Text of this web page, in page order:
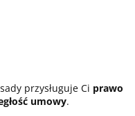
przysługuje Ci prawo
umowy.